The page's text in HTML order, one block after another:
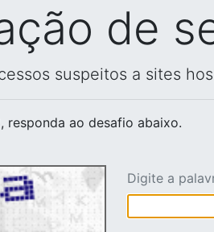
de
suspeitos a sites
, responda ao desafio abaixo.
Digite a